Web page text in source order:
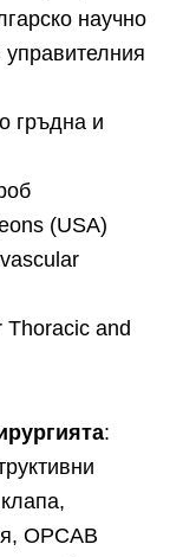
научно
гръдна и
(USA)
Thoracic and
:
ОРСАВ